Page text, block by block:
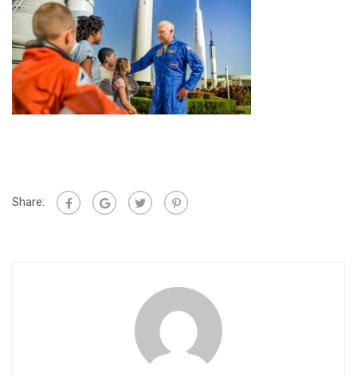
Share: